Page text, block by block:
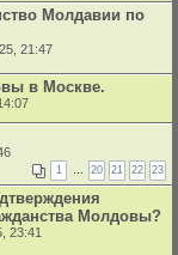
Молдавии по
21:47
в Москве.
1 … 20 21 22 23
Молдовы?
23:41